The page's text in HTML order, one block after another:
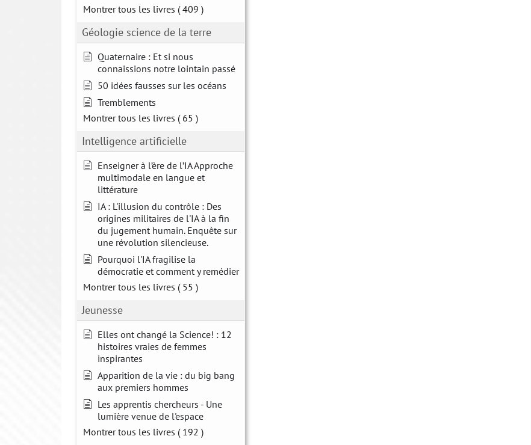
Montrer tous les livres ( 409 )
Géologie science de la terre
Quaternaire : Et si nous
connaissions notre lointain passé
50 idées fausses sur les océans
Tremblements
Montrer tous les livres ( 65 )
Intelligence artificielle
Enseigner à l’ère de l’IA Approche
multimodale en langue et
littérature
IA : L'illusion du contrôle : Des
origines militaires de l'IA à la fin
du jugement humain. Enquête sur
une révolution silencieuse.
Pourquoi l'IA fragilise la
démocratie et comment y remédier
Montrer tous les livres ( 55 )
Jeunesse
Elles ont changé la Science! : 12
histoires vraies de femmes
inspirantes
Apparition de la vie : du big bang
aux premiers hommes
Les apprentis chercheurs - Une
lumière venue de l'espace
Montrer tous les livres ( 192 )